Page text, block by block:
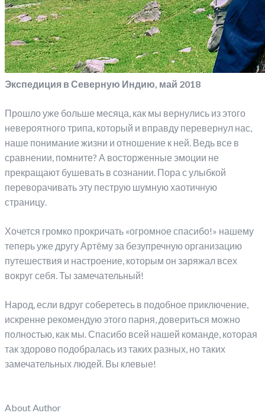
Экспедиция в Северную Индию, май 2018
Прошло уже больше месяца, как мы вернулись из этого
невероятного трипа, который и вправду перевернул нас,
наше понимание жизни и отношение к ней. Ведь все в
сравнении, помните? А восторженные эмоции не
прекращают бушевать в сознании. Пора с улыбкой
переворачивать эту пеструю шумную хаотичную
страницу.
Хочется громко прокричать «огромное спасибо!» нашему
теперь уже другу Артёму за безупречную организацию
путешествия и настроение, которым он заряжал всех
вокруг себя. Ты замечательный!
Народ, если вдруг соберетесь в подобное приключение,
искренне рекомендую этого парня, довериться можно
полностью, как мы. Спасибо всей нашей команде, которая
так здорово подобралась из таких разных, но таких
замечательных людей. Вы клевые!
About Author